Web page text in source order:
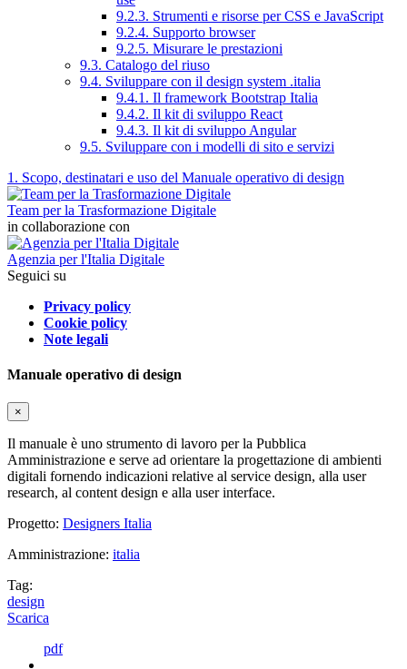
9.2.3. Strumenti e risorse per CSS e JavaScript
9.2.4. Supporto browser
9.2.5. Misurare le prestazioni
9.3. Catalogo del riuso
9.4. Sviluppare con il design system .italia
9.4.1. Il framework Bootstrap Italia
9.4.2. Il kit di sviluppo React
9.4.3. Il kit di sviluppo Angular
9.5. Sviluppare con i modelli di sito e servizi
1. Scopo, destinatari e uso del Manuale operativo di design
Team per la Trasformazione Digitale
in collaborazione con
Agenzia per l'Italia Digitale
Seguici su
Privacy policy
Cookie policy
Note legali
Manuale operativo di design
×
Il manuale è uno strumento di lavoro per la Pubblica
Amministrazione e serve ad orientare la progettazione di ambienti
digitali fornendo indicazioni relative al service design, alla user
research, al content design e alla user interface.
Progetto: Designers Italia
Amministrazione: italia
Tag:
design
Scarica
pdf